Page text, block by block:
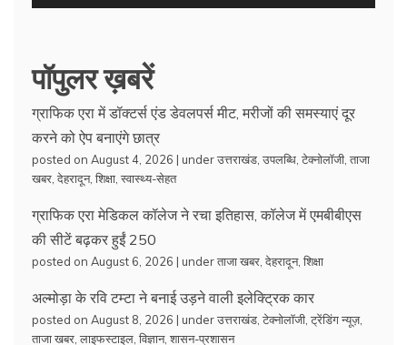
पॉपुलर ख़बरें
ग्राफिक एरा में डॉक्टर्स एंड डेवलपर्स मीट, मरीजों की समस्याएं दूर
करने को ऐप बनाएंगे छात्र
posted on August 4, 2026 | underउत्तराखंड उपलब्धि टेक्नोलॉजी ताजा
खबर देहरादून, शिक्षा स्वास्थ्य-सेहत
ग्राफिक एरा मेडिकल कॉलेज ने रचा इतिहास, कॉलेज में एमबीबीएस
की सीटें बढ़कर हुईं 250
posted on August 6, 2026 | underताजा खबर देहरादून, शिक्षा
अल्मोड़ा के रवि टम्टा ने बनाई उड़ने वाली इलेक्ट्रिक कार
posted on August 8, 2026 | underउत्तराखंड टेक्नोलॉजी ट्रेंडिंग न्यूज़,
ताजा खबर लाइफस्टाइल विज्ञान, शासन-प्रशासन